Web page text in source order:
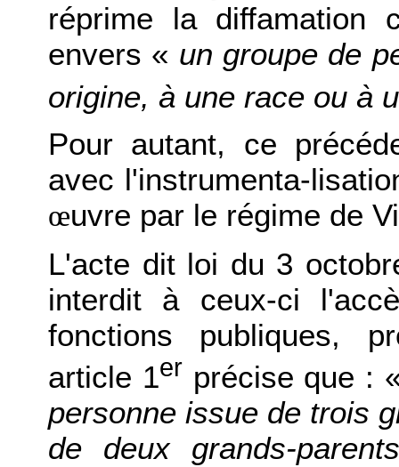
réprime la diffamation
envers « un groupe de
origine, à une race ou à
Pour autant, ce
avec l'instrumenta-
œuvre par le régime de
L'acte dit loi du 3
interdit à ceux-ci
fonctions publiques,
article 1er précise que :
personne issue de trois
de deux grands-